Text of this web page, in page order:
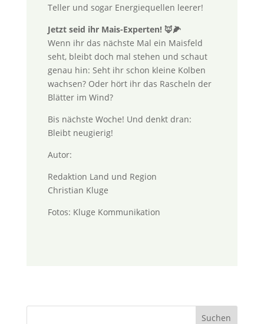
Teller und sogar Energiequellen leerer!
Jetzt seid ihr Mais-Experten! 🦊🌽
Wenn ihr das nächste Mal ein Maisfeld
seht, bleibt doch mal stehen und schaut
genau hin: Seht ihr schon kleine Kolben
wachsen? Oder hört ihr das Rascheln der
Blätter im Wind?
Bis nächste Woche! Und denkt dran:
Bleibt neugierig!
Autor:
Redaktion Land und Region
Christian Kluge
Fotos: Kluge Kommunikation
Suchen